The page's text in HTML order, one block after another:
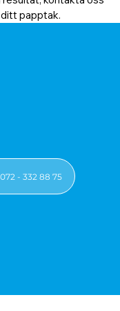
072 - 332 88 75
papptak.